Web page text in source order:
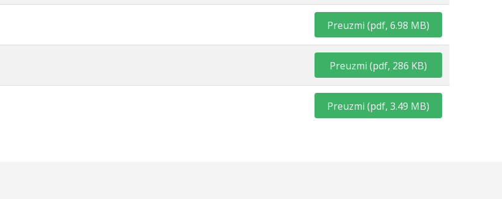
×
Preuzmi (pdf, 6.98 MB)
Preuzmi (pdf, 286 KB)
Preuzmi (pdf, 3.49 MB)